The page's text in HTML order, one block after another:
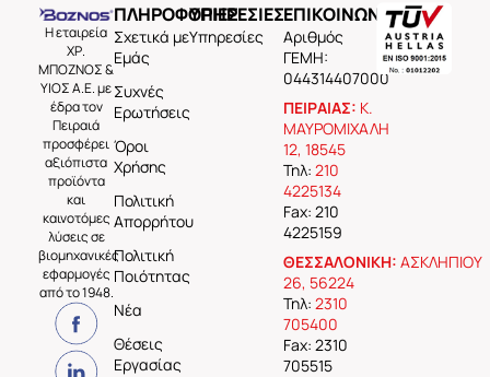
Η εταιρεία
ΧΡ.
ΜΠΟΖΝΟΣ &
ΥΙΟΣ Α.Ε. με
έδρα τον
Πειραιά
προσφέρει
αξιόπιστα
προϊόντα
και
καινοτόμες
λύσεις σε
βιομηχανικές
εφαρμογές
από το 1948.
ΠΛΗΡΟΦΟΡΙΕΣ
Σχετικά με
Εμάς
Συχνές
Ερωτήσεις
Όροι
Χρήσης
Πολιτική
Απορρήτου
Πολιτική
Ποιότητας
Νέα
Θέσεις
Εργασίας
ΥΠΗΡΕΣΙΕΣ
Υπηρεσίες
ΕΠΙΚΟΙΝΩΝΙΑ
Aριθμός
ΓΕΜΗ:
044314407000
ΠΕΙΡΑΙΑΣ: Κ.
ΜΑΥΡΟΜΙΧΑΛΗ
12, 18545
Τηλ: 210
4225134
Fax: 210
4225159
ΘΕΣΣΑΛΟΝΙΚΗ: ΑΣΚΛΗΠΙΟΥ
26, 56224
Τηλ: 2310
705400
Fax: 2310
705515